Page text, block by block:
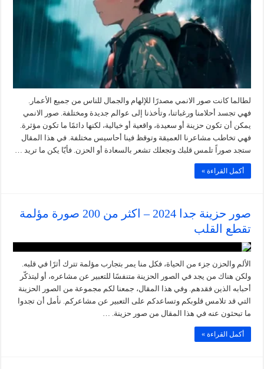
لطالما كانت صور الانمي مصدرًا للإلهام والجمال للناس من جميع الأعمار.
فهي تجسد أحلامنا ورغباتنا، وتأخذنا إلى عوالم جديدة ومختلفة. صور الانمي
يمكن أن تكون حزينة أو سعيدة، واقعية أو خيالية، لكنها دائمًا ما تكون مؤثرة.
فهي تخاطب مشاعرنا العميقة وتوقظ فينا أحاسيس مختلفة. في هذا المقال
ستجد صوراً تلمس قلبك وتجعلك تشعر بالسعادة أو الحزن. فأيّا يكن ما تريد …
أكمل القراءة »
صور حزينة جدا 2024 – اكثر من 200 صورة مؤلمة
تقطع القلب
الألم والحزن جزء من الحياة، فكل منا يمر بتجارب مؤلمة تترك أثرًا في قلبه.
ولكن هناك من يجد في الصور الحزينة متنفسًا للتعبير عن مشاعره، أو ليتذكّر
أحبابه الذين فقدهم. وفي هذا المقال، جمعنا لكم مجموعة من الصور الحزينة
التي قد تلامس قلوبكم وتساعدكم على التعبير عن مشاعركم. نأمل أن تجدوا
ما تبحثون عنه في هذا المقال من صور حزينة. …
أكمل القراءة »